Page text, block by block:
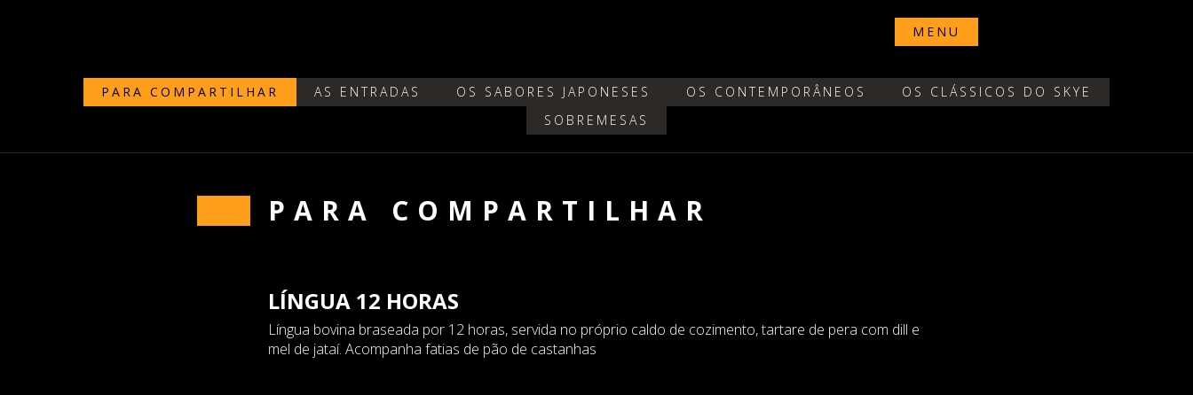
MENU
PARA COMPARTILHAR AS ENTRADAS OS SABORES JAPONESES OS CONTEMPORÂNEOS
OS CLÁSSICOS DO SKYE
SOBREMESAS
PARA COMPARTILHAR
LÍNGUA 12 HORAS
Língua bovina braseada por 12 horas, servida no próprio caldo de cozimento, tartare de pera com dill e
mel de jataí. Acompanha fatias de pão de castanhas